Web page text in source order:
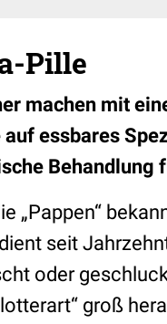
Pille
machen mit
essbares
Behandlung
„Pappen“
seit
oder
groß